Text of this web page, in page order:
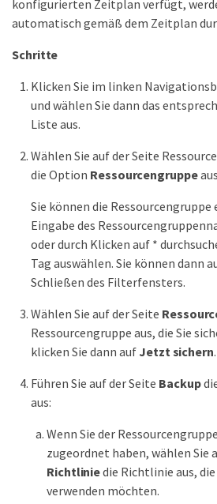
konfigurierten Zeitplan verfügt,
automatisch gemäß dem Zeitplan
Schritte
Klicken Sie im linken
und wählen Sie dann das
Liste aus.
Wählen Sie auf der Seite
die Option Ressourcengruppe
Sie können die Ressourcengruppe
Eingabe des
oder durch Klicken auf *
Tag auswählen. Sie können dann
Schließen des Filterfensters.
Wählen Sie auf der Seite
Ressourcengruppe aus, die Sie
klicken Sie dann auf Jetzt sichern.
Führen Sie auf der Seite Backup
aus:
Wenn Sie der
zugeordnet haben, wählen Sie
Richtliniedie Richtlinie aus,
verwenden möchten.